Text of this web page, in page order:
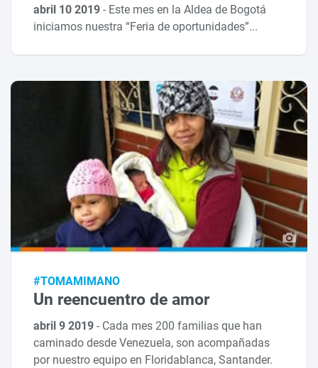
abril 10 2019- Este mes en la Aldea de Bogotá
iniciamos nuestra “Feria de oportunidades”...
#TOMAMIMANO
Un reencuentro de amor
abril 9 2019- Cada mes 200 familias que han
caminado desde Venezuela, son acompañadas
por nuestro equipo en Floridablanca, Santander.